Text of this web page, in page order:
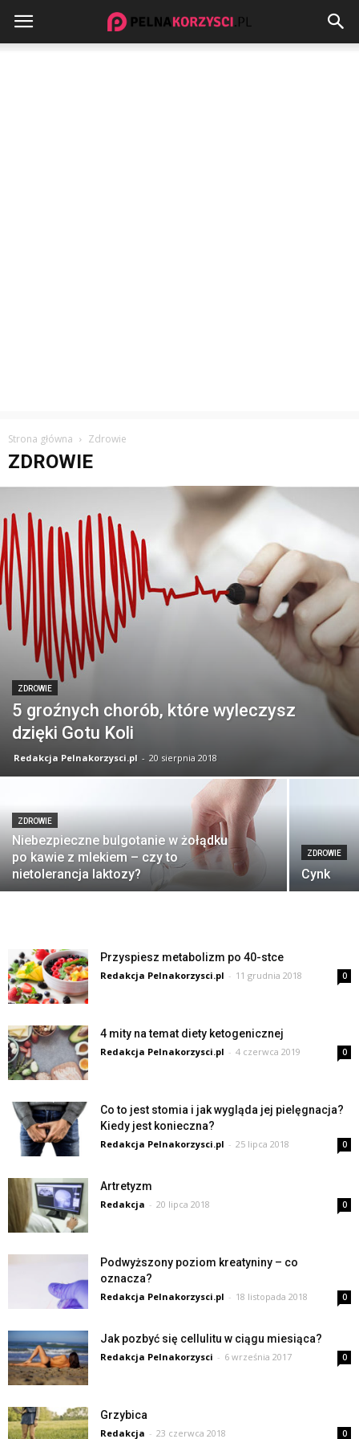
Strona główna Zdrowie
ZDROWIE
ZDROWIE
5 groźnych chorób, które wyleczysz
dzięki Gotu Koli
Redakcja Pelnakorzysci.pl - 20 sierpnia 2018
ZDROWIE
Niebezpieczne bulgotanie w żołądku
po kawie z mlekiem – czy to
nietolerancja laktozy?
ZDROWIE
Cynk
Przyspiesz metabolizm po 40-stce
Redakcja Pelnakorzysci.pl - 11 grudnia 2018 0
4 mity na temat diety ketogenicznej
Redakcja Pelnakorzysci.pl - 4 czerwca 2019 0
Co to jest stomia i jak wygląda jej pielęgnacja?
Kiedy jest konieczna?
Redakcja Pelnakorzysci.pl - 25 lipca 2018 0
Artretyzm
Redakcja - 20 lipca 2018 0
Podwyższony poziom kreatyniny – co
oznacza?
Redakcja Pelnakorzysci.pl - 18 listopada 2018 0
Jak pozbyć się cellulitu w ciągu miesiąca?
Redakcja Pelnakorzysci - 6 września 2017 0
Grzybica
Redakcja - 23 czerwca 2018 0